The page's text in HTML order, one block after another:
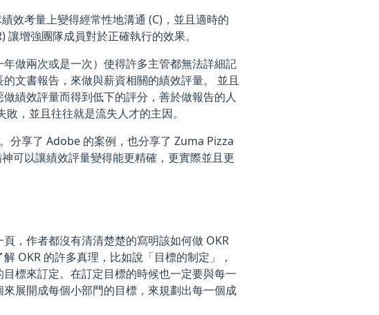
效考量上變得經常性地溝通 (C)，並且適時的
增強團隊成員對於正確執行的效果。
做兩次或是一次）使得許多主管都無法詳細記
文書報告，來做與薪資相關的績效評量。 並且
績效評量而得到低下的評分，善於做報告的人
，並且往往就是流失人才的主因。
分享了 Adobe 的案例，也分享了 Zuma Pizza
可以讓績效評量變得能更精確，更實際並且更
，作者都沒有清清楚楚的寫明該如何做 OKR
OKR 的許多真理，比如說「目標的制定」，
標來訂定。在訂定目標的時候也一定要與每一
展開成每個小部門的目標，來規劃出每一個成